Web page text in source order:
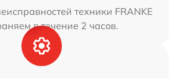
техники FRANKE
в течение 2 часов.